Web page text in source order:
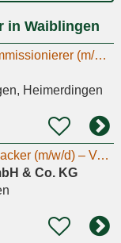
in Waiblingen
Lagerhelfer/Verpacker/Kommissionierer (m/w/d)
Heimerdingen
Kommissionierer und Verpacker (m/w/d) – Vollzeit
& Co. KG